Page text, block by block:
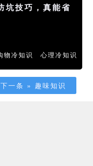
坑技巧，真能省
物冷知识 心理冷知识
下一条 » 趣味知识